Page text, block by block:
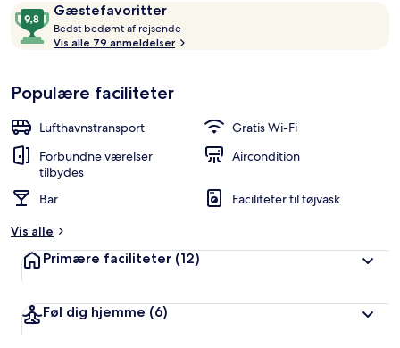
2.381 kr.
AnmeldelserGæstefavoritter
9,8
ud
af
Gæstefavoritter
Bedst bedømt af rejsende
e
f
e
Vis alle 79 anmeldelser
Populære faciliteter
Lufthavnstransport
Gratis Wi-Fi
Forbundne værelser
tilbydes
Aircondition
Bar
Faciliteter til tøjvask
Vis alle
Primære faciliteter (12)
Føl dig hjemme (6)